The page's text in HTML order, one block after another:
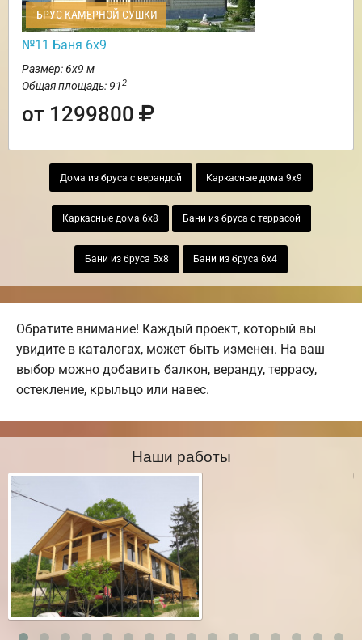
БРУС КАМЕРНОЙ СУШКИ
№11 Баня 6х9
Размер: 6х9 м
Общая площадь: 912
от 1299800
Дома из бруса с верандой Каркасные дома 9х9
Каркасные дома 6х8 Бани из бруса с террасой
Бани из бруса 5х8 Бани из бруса 6х4
Обратите внимание! Каждый проект, который вы
увидите в каталогах, может быть изменен. На ваш
выбор можно добавить балкон, веранду, террасу,
остекление, крыльцо или навес.
Наши работы